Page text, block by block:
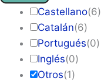
Castellano(6)
Catalán(6)
Portugués(0)
Inglés(0)
Otros(1)